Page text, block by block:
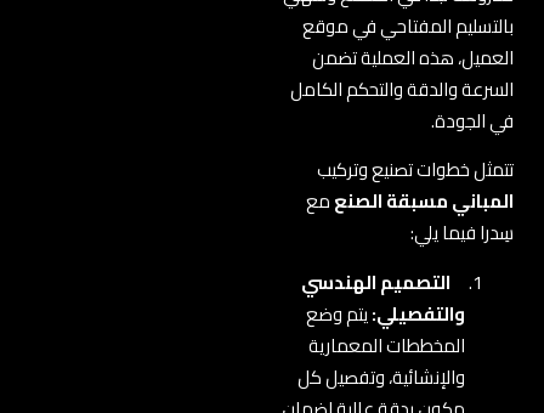
بالتسليم المفتاحي في موقع
العميل، هذه العملية تضمن
السرعة والدقة والتحكم الكامل
في الجودة.
تتمثل خطوات تصنيع وتركيب
المباني مسبقة الصنعمع
سِدرا فيما يلي:
التصميم الهندسي
والتفصيلي:يتم وضع
المخططات المعمارية
والإنشائية، وتفصيل كل